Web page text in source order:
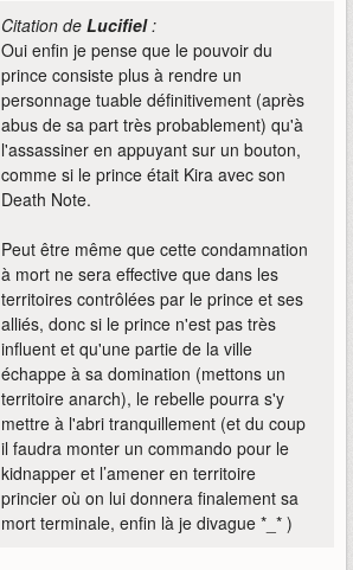
Citation de Lucifiel:
Oui enfin je pense que le pouvoir du
prince consiste plus à rendre un
personnage tuable définitivement (après
abus de sa part très probablement) qu'à
l'assassiner en appuyant sur un bouton,
comme si le prince était Kira avec son
Death Note.
Peut être même que cette condamnation
à mort ne sera effective que dans les
territoires contrôlées par le prince et ses
alliés, donc si le prince n'est pas très
influent et qu'une partie de la ville
échappe à sa domination (mettons un
territoire anarch), le rebelle pourra s'y
mettre à l'abri tranquillement (et du coup
il faudra monter un commando pour le
kidnapper et l’amener en territoire
princier où on lui donnera finalement sa
mort terminale, enfin là je divague *_* )